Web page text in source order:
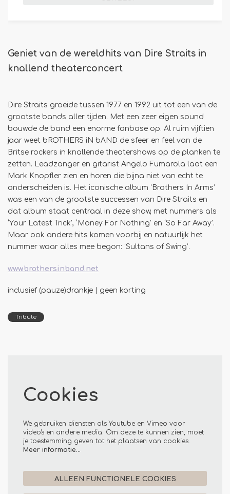
Geniet van de wereldhits van Dire Straits in
knallend theaterconcert
Dire Straits groeide tussen 1977 en 1992 uit tot een van de
grootste bands aller tijden. Met een zeer eigen sound
bouwde de band een enorme fanbase op. Al ruim vijftien
jaar weet bROTHERS iN bAND de sfeer en feel van de
Britse rockers in knallende theatershows op de planken te
zetten. Leadzanger en gitarist Angelo Fumarola laat een
Mark Knopfler zien en horen die bijna niet van echt te
onderscheiden is. Het iconische album ‘Brothers In Arms’
was een van de grootste successen van Dire Straits en
dat album staat centraal in deze show, met nummers als
‘Your Latest Trick’, ‘Money For Nothing’ en ‘So Far Away’.
Maar ook andere hits komen voorbij en natuurlijk het
nummer waar alles mee begon: ‘Sultans of Swing’.
www.brothersinband.net
inclusief (pauze)drankje | geen korting
Tribute
Cookies
We gebruiken diensten als Youtube en Vimeo voor
video's en andere media. Om deze te kunnen zien, moet
je toestemming geven tot het plaatsen van cookies.
Meer informatie…
ALLEEN FUNCTIONELE COOKIES